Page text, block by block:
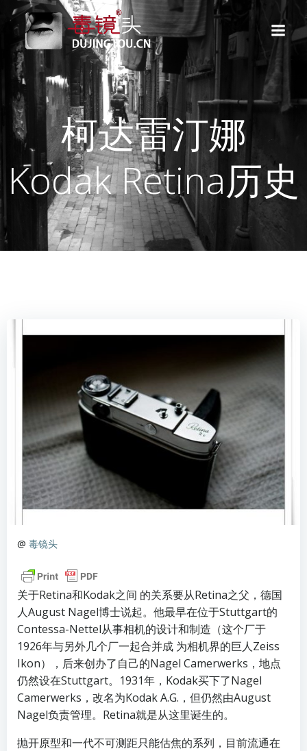
转
到
内
容
柯达雷汀娜
Kodak Retina历史
@ 毒镜头
关于Retina和Kodak之间 的关系要从Retina之父，德国
人August Nagel博士说起。他最早在位于Stuttgart的
Contessa-Nettel从事相机的设计和制造（这个厂于
1926年与另外几个厂一起合并成 为相机界的巨人Zeiss
Ikon），后来创办了自己的Nagel Camerwerks，地点
仍然设在Stuttgart。1931年，Kodak买下了Nagel
Camerwerks，改名为Kodak A.G.，但仍然由August
Nagel负责管理。Retina就是从这里诞生的。
抛开原型和一代不可测距只能估焦的系列，目前流通在